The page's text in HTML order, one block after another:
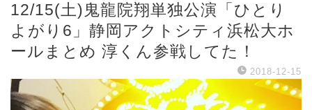
12/15(土)鬼龍院翔単独公演「ひとり
よがり6」静岡アクトシティ浜松大ホ
ールまとめ 淳くん参戦してた！
2018-12-15